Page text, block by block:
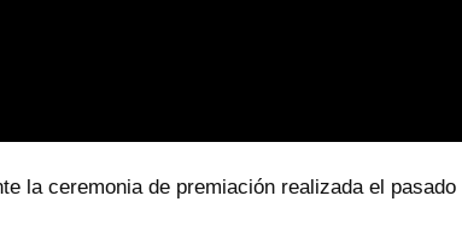
la ceremonia de premiación realizada el pasado